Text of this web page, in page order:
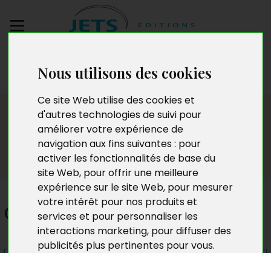
Nous utilisons des cookies
Ce site Web utilise des cookies et
d'autres technologies de suivi pour
améliorer votre expérience de
navigation aux fins suivantes : pour
activer les fonctionnalités de base du
site Web, pour offrir une meilleure
expérience sur le site Web, pour mesurer
votre intérêt pour nos produits et
services et pour personnaliser les
interactions marketing, pour diffuser des
publicités plus pertinentes pour vous.
manuscrit
Presse
Chroniques Brazzavilloises